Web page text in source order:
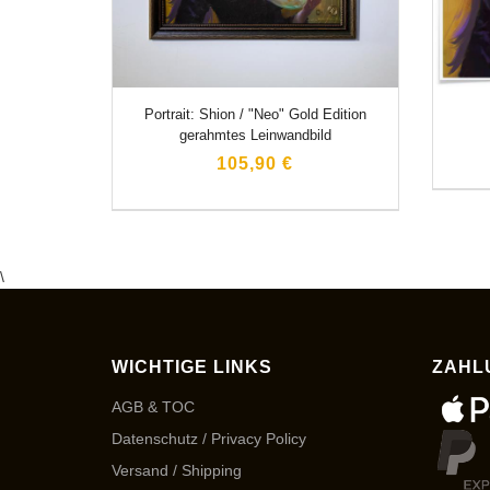
Portrait: Shion / "Neo" Gold Edition
gerahmtes Leinwandbild
105,90 €
\
WICHTIGE LINKS
AGB & TOC
Datenschutz / Privacy Policy
Versand / Shipping